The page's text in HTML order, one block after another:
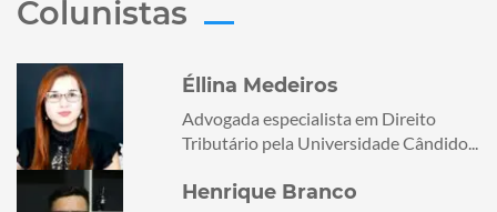
Colunistas
Éllina Medeiros
Advogada especialista em Direito
Tributário pela Universidade Cândido...
Henrique Branco